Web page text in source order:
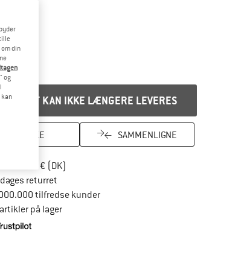
KAN IKKE LÆNGERE LEVERES
HUSKE SAMMENLIGNE
fra 69 € (DK)
returretGå til returretten her Åbnes i en infoboks
tilfredse kunder
på lager
Vi er Trustpilot-certificeret - oplysningerne får du
din
og
kan